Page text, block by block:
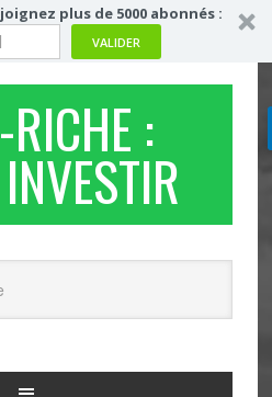
plus de 5000 abonnés :
VALIDER
: